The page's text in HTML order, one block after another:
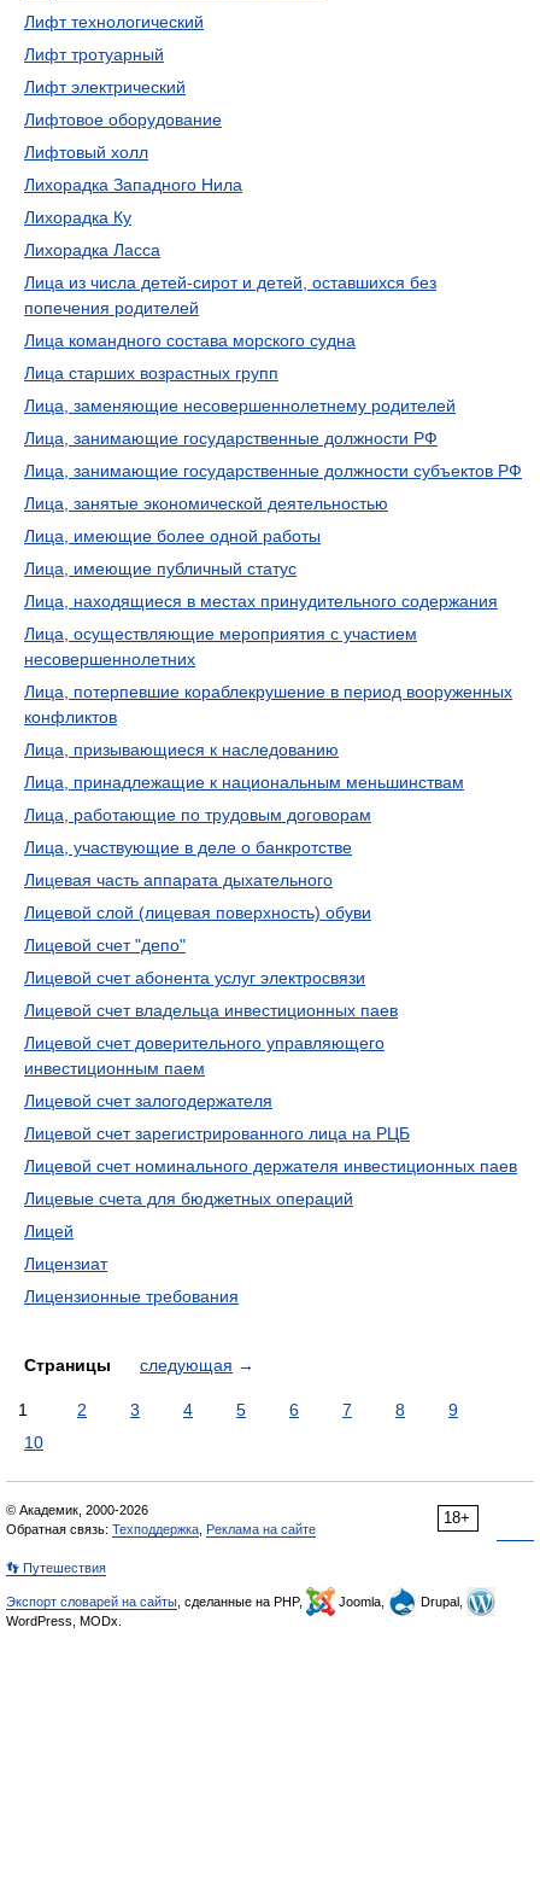
Лифт технологический
Лифт тротуарный
Лифт электрический
Лифтовое оборудование
Лифтовый холл
Лихорадка Западного Нила
Лихорадка Ку
Лихорадка Ласса
Лица из числа детей-сирот и детей, оставшихся без
попечения родителей
Лица командного состава морского судна
Лица старших возрастных групп
Лица, заменяющие несовершеннолетнему родителей
Лица, занимающие государственные должности РФ
Лица, занимающие государственные должности субъектов РФ
Лица, занятые экономической деятельностью
Лица, имеющие более одной работы
Лица, имеющие публичный статус
Лица, находящиеся в местах принудительного содержания
Лица, осуществляющие мероприятия с участием
несовершеннолетних
Лица, потерпевшие кораблекрушение в период вооруженных
конфликтов
Лица, призывающиеся к наследованию
Лица, принадлежащие к национальным меньшинствам
Лица, работающие по трудовым договорам
Лица, участвующие в деле о банкротстве
Лицевая часть аппарата дыхательного
Лицевой слой (лицевая поверхность) обуви
Лицевой счет "депо"
Лицевой счет абонента услуг электросвязи
Лицевой счет владельца инвестиционных паев
Лицевой счет доверительного управляющего
инвестиционным паем
Лицевой счет залогодержателя
Лицевой счет зарегистрированного лица на РЦБ
Лицевой счет номинального держателя инвестиционных паев
Лицевые счета для бюджетных операций
Лицей
Лицензиат
Лицензионные требования
Страницы следующая →
1 2 3 4 5 6 7 8
9
10
18+
© Академик, 2000-2026
Обратная связь: Техподдержка Реклама на сайте
👣 Путешествия
Экспорт словарей на сайты , сделанные на PHP, Joomla,
Drupal,
WordPress, MODx.